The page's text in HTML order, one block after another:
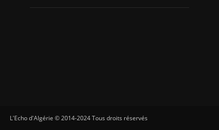
L'Echo d'Algérie © 2014-2024 Tous droits réservés